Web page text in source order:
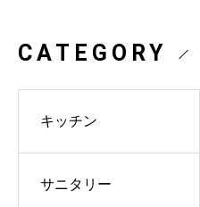
CATEGORY
キッチン
サニタリー